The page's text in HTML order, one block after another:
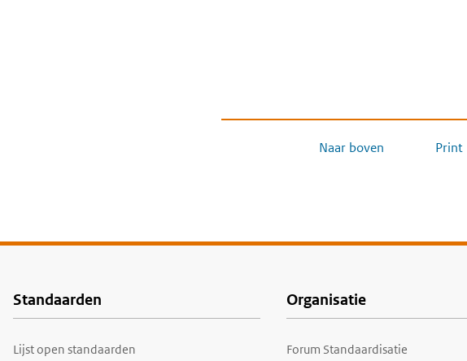
Naar boven Print
Voet
Standaarden
Lijst open standaarden
Organisatie
Forum Standaardisatie